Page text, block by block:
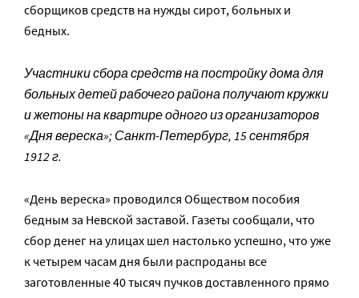
сборщиков средств на нужды сирот, больных и
бедных.
Участники сбора средств на постройку дома для
больных детей рабочего района получают кружки
и жетоны на квартире одного из организаторов
«Дня вереска»; Санкт-Петербург, 15 сентября
1912 г.
«День вереска» проводился Обществом пособия
бедным за Невской заставой. Газеты сообщали, что
сбор денег на улицах шел настолько успешно, что уже
к четырем часам дня были распроданы все
заготовленные 40 тысяч пучков доставленного прямо